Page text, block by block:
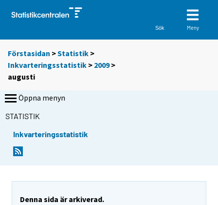
Sök Meny
Förstasidan >Statistik >
Inkvarteringsstatistik > 2009>
augusti
Öppna menyn
STATISTIK
Inkvarteringsstatistik
Denna sida är arkiverad.